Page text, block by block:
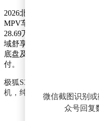
2026北京车展期间，极狐
MPV车型“问道V9”正式开
28.69万元。该车基于北极
域舒享旗舰MPV”，搭载雪
底盘及元境全场景智驾系
付。
极狐S3也同步开启预售，
机，纯电车型提供550公里
微信截图识别
众号回复